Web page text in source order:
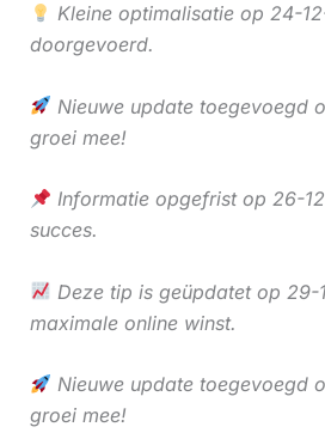
Kleine optimalisatie op 24-
doorgevoerd.
Nieuwe update toegevoegd
groei mee!
Informatie opgefrist op 26-
succes.
Deze tip is geüpdatet op 29-
maximale online winst.
Nieuwe update toegevoegd
groei mee!